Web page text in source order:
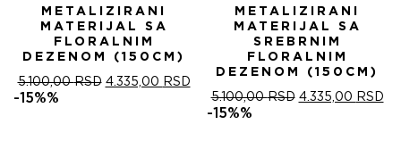
METALIZIRANI
MATERIJAL SA
FLORALNIM
DEZENOM (150CM)
5.100,00RSD ОРИГИНАЛНА
4.335,00 RSDТРЕНУТНА
ЦЕНА
-15%%
METALIZIRANI
MATERIJAL SA
SREBRNIM
FLORALNIM
DEZENOM (150CM)
5.100,00RSD ОРИГИНАЛНА
4.335,00 RSD
-15%%